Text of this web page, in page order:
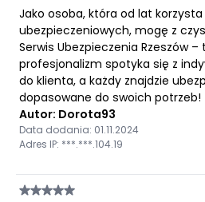
Jako osoba, która od lat korzysta
ubezpieczeniowych, mogę z
Serwis Ubezpieczenia Rzeszów
profesjonalizm spotyka się z
do klienta, a każdy znajdzie
dopasowane do swoich potrzeb!
Autor: Dorota93
Data dodania: 01.11.2024
Adres IP: ***.***.104.19